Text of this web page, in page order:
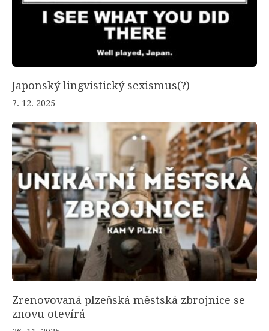
Japonský lingvistický sexismus(?)
7. 12. 2025
Zrenovovaná plzeňská městská zbrojnice se
znovu otevírá